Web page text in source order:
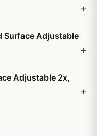
Surface Adjustable
Adjustable 2x,